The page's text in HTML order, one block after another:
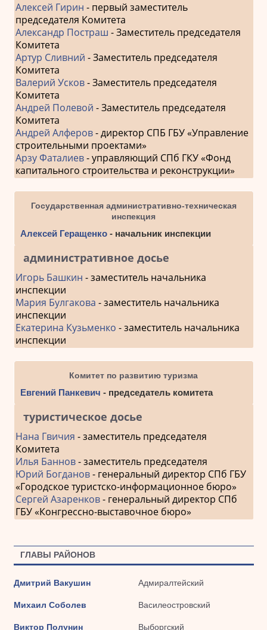
Алексей Гирин - первый заместитель
председателя Комитета
Александр Постраш - Заместитель председателя
Комитета
Артур Сливний - Заместитель председателя
Комитета
Валерий Усков- Заместитель председателя
Комитета
Андрей Полевой - Заместитель председателя
Комитета
Андрей Алферов- директор СПБ ГБУ «Управление
строительными проектами»
Арзу Фаталиев- управляющий СПб ГКУ «Фонд
капитального строительства и реконструкции»
Государственная административно-техническая
инспекция
Алексей Геращенко- начальник инспекции
административное досье
Игорь Башкин - заместитель начальника
инспекции
Мария Булгакова - заместитель начальника
инспекции
Екатерина Кузьменко - заместитель начальника
инспекции
Комитет по развитию туризма
Евгений Панкевич - председатель комитета
туристическое досье
Нана Гвичия - заместитель председателя
Комитета
Илья Баннов- заместитель председателя
Юрий Богданов- генеральный директор СПб ГБУ
«Городское туристско-информационное бюро»
Сергей Азаренков- генеральный директор СПб
ГБУ «Конгрессно-выставочное бюро»
ГЛАВЫ РАЙОНОВ
Дмитрий Вакушин Адмиралтейский
Михаил Соболев Василеостровский
Виктор Полунин Выборгский